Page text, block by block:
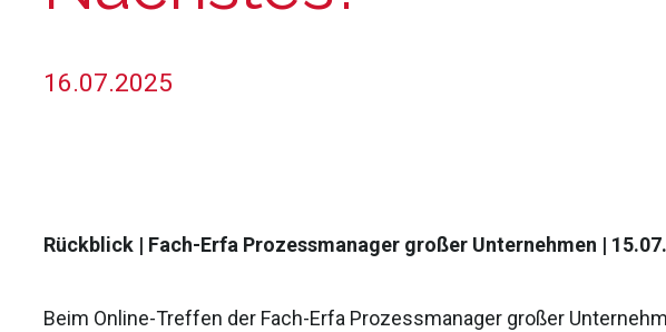
16.07.2025
Rückblick | Fach-Erfa Prozessmanager großer Unternehmen |
Beim Online-Treffen der Fach-Erfa Prozessmanager großer